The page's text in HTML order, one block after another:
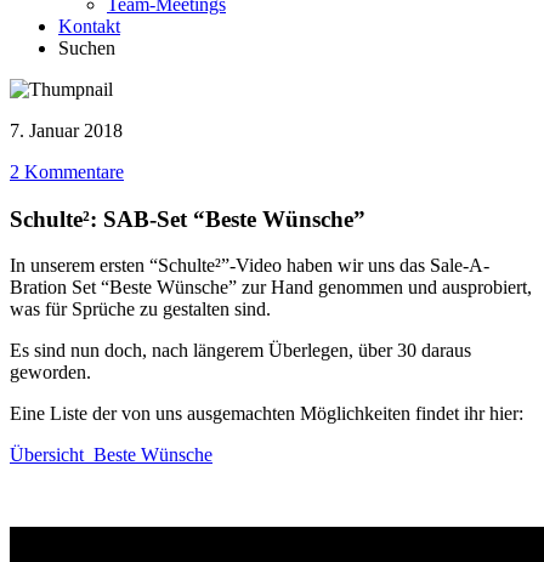
Team-Meetings
Kontakt
Suchen
7. Januar 2018
2 Kommentare
Schulte²: SAB-Set “Beste Wünsche”
In unserem ersten “Schulte²”-Video haben wir uns das Sale-A-
Bration Set “Beste Wünsche” zur Hand genommen und ausprobiert,
was für Sprüche zu gestalten sind.
Es sind nun doch, nach längerem Überlegen, über 30 daraus
geworden.
Eine Liste der von uns ausgemachten Möglichkeiten findet ihr hier:
Übersicht_Beste Wünsche